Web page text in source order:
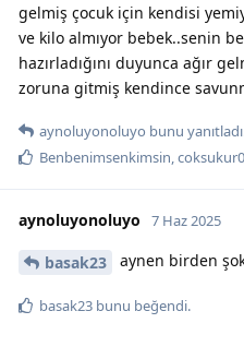
gelmiş çocuk için kendisi
ve kilo almıyor bebek..senin
hazırladığını duyunca ağır
zoruna gitmiş kendince
aynoluyonoluyo bunu
Benbenimsenkimsin,
aynoluyonoluyo 7 Haz 2025
basak23 aynen birden
basak23 bunu beğendi.